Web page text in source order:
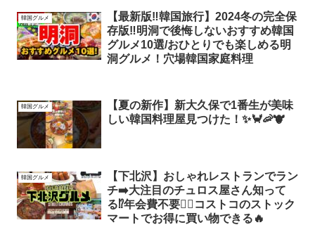
韓国グルメ
【最新版‼️韓国旅行】2024冬の完全保
存版‼️明洞で後悔しないおすすめ韓国
グルメ10選/おひとりでも楽しめる明
洞グルメ！穴場韓国家庭料理
韓国グルメ
【夏の新作】新大久保で1番生が美味
しい韓国料理屋見つけた！✨🦀🦐🐮
韓国グルメ
【下北沢】おしゃれレストランでラン
チ➡️大注目のチュロス屋さん知って
る⁉️年会費不要🙆‍♀️コストコのストック
マートでお得に買い物できる🔥